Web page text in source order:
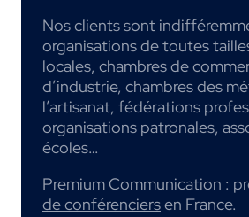
Nos clients sont
organisations de toutes
locales, chambres de
d’industrie, chambres des
l’artisanat, fédérations
organisations patronales,
écoles…
Premium Communication :
de conférenciersen France.